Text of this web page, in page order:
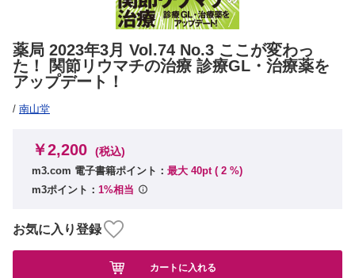
薬局 2023年3月 Vol.74 No.3 ここが変わっ
た！ 関節リウマチの治療 診療GL・治療薬を
アップデート！
/ 南山堂
￥2,200 (税込)
m3.com 電子書籍ポイント： 最大 40pt ( 2 %)
m3ポイント： 1%相当
お気に入り登録
カートに入れる